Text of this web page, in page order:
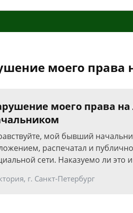
моего
моего права
мой бывший
распечатал и
сети. Наказуемо ли это
г. Санкт-Петербург